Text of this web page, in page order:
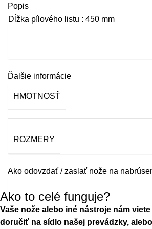
Popis
Dĺžka pílového listu : 450 mm
Ďalšie informácie
HMOTNOSŤ
ROZMERY
Ako odovzdať / zaslať nože na
Ako to celé funguje?
Vaše nože alebo iné nástroje nám
doručiť na sídlo našej prevádzky,